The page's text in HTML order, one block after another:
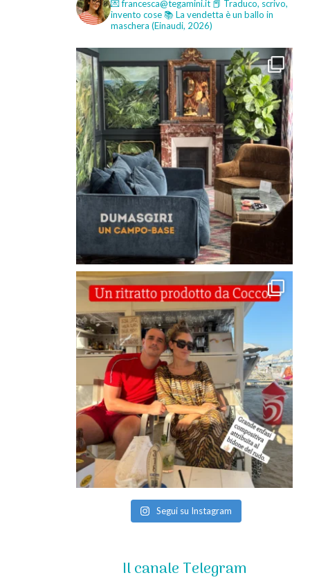
💌 francesca@tegamini.it 📕 Traduco, scrivo,
invento cose📚 La vendetta è un ballo in
maschera (Einaudi, 2026)
Segui su Instagram
Il canale Telegram